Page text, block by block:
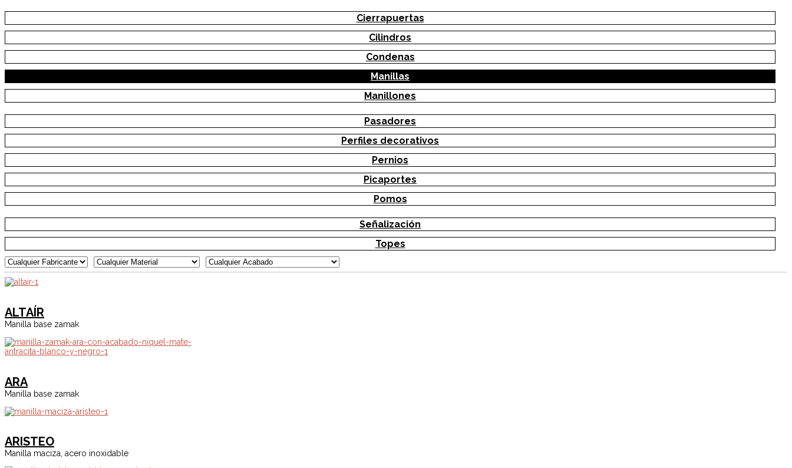
Cierrapuertas
Cilindros
Condenas
Manillas
Manillones
Pasadores
Perfiles decorativos
Pernios
Picaportes
Pomos
Señalización
Topes
ALTAÍR
Manilla base zamak
ARA
Manilla base zamak
ARISTEO
Manilla maciza, acero inoxidable